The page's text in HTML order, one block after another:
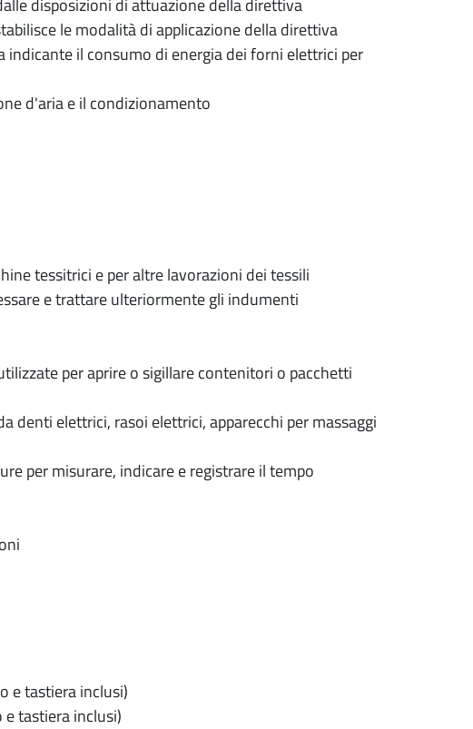
le modalità di applicazione della direttiva
il consumo di energia dei forni elettrici per
d'aria e il condizionamento
tessitrici e per altre lavorazioni dei tessili
e trattare ulteriormente gli indumenti
per aprire o sigillare contenitori o pacchetti
denti elettrici, rasoi elettrici, apparecchi per massaggi
per misurare, indicare e registrare il tempo
e tastiera inclusi)
tastiera inclusi)